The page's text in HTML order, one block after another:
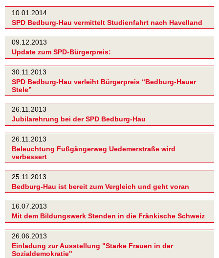
10.01.2014
SPD Bedburg-Hau vermittelt Studienfahrt nach Havelland
09.12.2013
Update zum SPD-Bürgerpreis:
30.11.2013
SPD Bedburg-Hau verleiht Bürgerpreis “Bedburg-Hauer
Stele”
26.11.2013
Jubilarehrung bei der SPD Bedburg-Hau
26.11.2013
Beleuchtung Fußgängerweg Uedemerstraße wird
verbessert
25.11.2013
Bedburg-Hau ist bereit zum Vergleich und geht voran
16.07.2013
Mit dem Bildungswerk Stenden in die Fränkische Schweiz
26.06.2013
Einladung zur Ausstellung "Starke Frauen in der
Sozialdemokratie"